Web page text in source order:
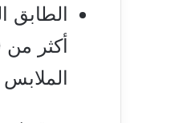
الطابق
الملابس